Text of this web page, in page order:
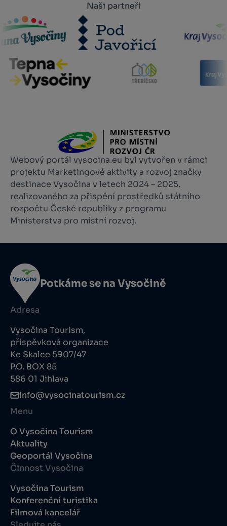
Naši partneři
Webový portál vysocina.eu byl vytvořen v rámci
projektu Marketingové aktivity a rozvoj značky
destinace Vysočina v letech 2024 – 2025,
realizovaného za přispění prostředků státního
rozpočtu České republiky z programu
Ministerstva pro místní rozvoj.
Potkáme se na Vysočině
Adresa
Vysočina Tourism,
příspěvková organizace
Ke Skalce 5907/47
P.O. BOX 85
586 01 Jihlava
info@vysocinatourism.cz
Menu
O Vysočina Tourism
Aktuality
Geoportál Vysočina
Činnost Vysočina
Vysočina Tourism
Konferenční turistika
Filmová kancelář